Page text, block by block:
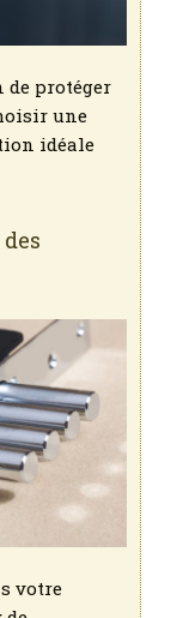
de protéger
une
idéale
votre